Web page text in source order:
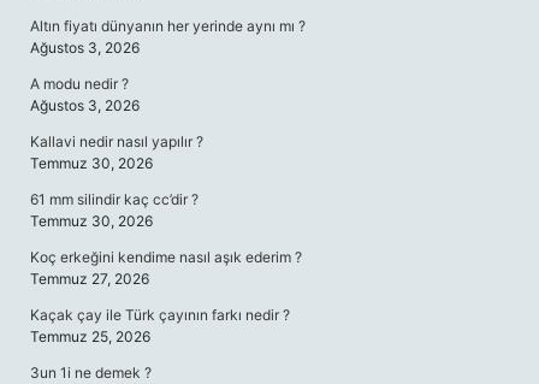
Altın fiyatı dünyanın her yerinde aynı mı ?
Ağustos 3, 2026
A modu nedir ?
Ağustos 3, 2026
Kallavi nedir nasıl yapılır ?
Temmuz 30, 2026
61 mm silindir kaç cc’dir ?
Temmuz 30, 2026
Koç erkeğini kendime nasıl aşık ederim ?
Temmuz 27, 2026
Kaçak çay ile Türk çayının farkı nedir ?
Temmuz 25, 2026
3un 1i ne demek ?